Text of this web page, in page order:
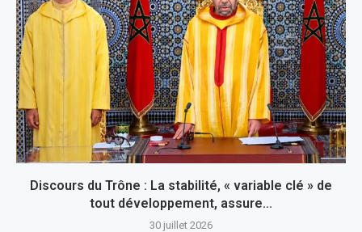
Discours du Trône : La stabilité, « variable clé » de
tout développement, assure...
30 juillet 2026